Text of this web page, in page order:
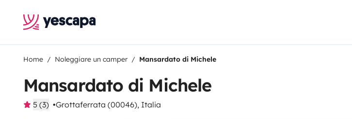
Home Noleggiare un camper Mansardato di Michele
Mansardato di Michele
5 (3) Grottaferrata (00046), Italia